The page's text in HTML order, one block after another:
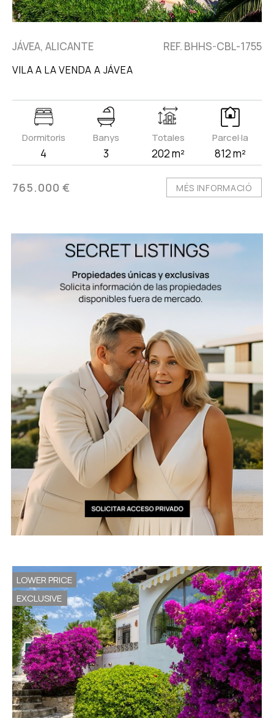
JÁVEA, ALICANTE REF. BHHS-CBL-1755
VILA A LA VENDA A JÁVEA
Dormitoris
4
Banys
3
Totales
202 m²
Parcel·la
812 m²
765.000 € MÉS INFORMACIÓ
LOWER PRICE
EXCLUSIVE